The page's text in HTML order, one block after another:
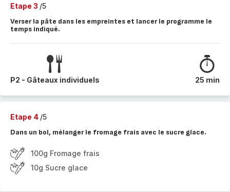
Etape 3 /5
Verser la pâte dans les empreintes et lancer le programme le
temps indiqué.
P2 - Gâteaux individuels 25 min
Etape 4 /5
Dans un bol, mélanger le fromage frais avec le sucre glace.
100g Fromage frais
10g Sucre glace